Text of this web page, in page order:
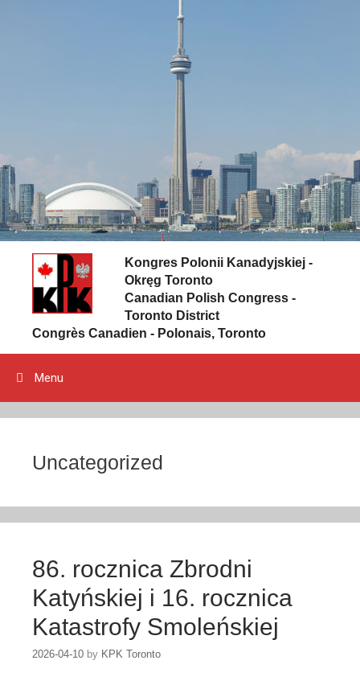
Kongres Polonii Kanadyjskiej -
Okręg Toronto
Canadian Polish Congress -
Toronto District
Congrès Canadien - Polonais, Toronto
Menu
Uncategorized
86. rocznica Zbrodni
Katyńskiej i 16. rocznica
Katastrofy Smoleńskiej
2026-04-10 by KPK Toronto